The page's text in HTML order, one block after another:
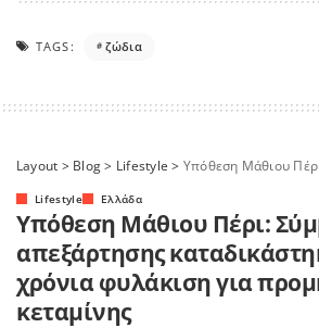
TAGS: ζώδια
Layout > Blog> Lifestyle > Υπόθεση Μάθιου Πέρι: Σύμβουλος απεξάρτησης
Lifestyle Ελλάδα
Υπόθεση Μάθιου Πέρι:
απεξάρτησης
χρόνια φυλάκιση για
κεταμίνης